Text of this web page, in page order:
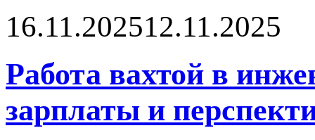
16.11.202512.11.2025
Работа вахтой в
зарплаты и